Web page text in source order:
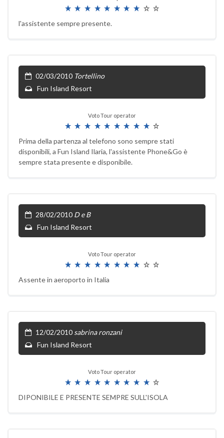
l'assistente sempre presente.
02/03/2010 Tortellino
Fun Island Resort
Voto Tour operator
Prima della partenza al telefono sono sempre stati
disponibili, a Fun Island Ilaria, l'assistente Phone&Go è
sempre stata presente e disponibile.
28/02/2010 D e B
Fun Island Resort
Voto Tour operator
Assente in aeroporto in Italia
12/02/2010 sabrina ronzani
Fun Island Resort
Voto Tour operator
DIPONIBILE E PRESENTE SEMPRE SULL'ISOLA